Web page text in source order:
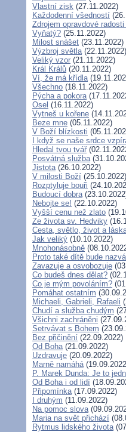
Vlastní zisk (27.11.2022)
Každodenní všedností
Zdrojem opravdové
Vyňatý? (25.11.2022)
Milost snášet (23.11.2022)
Výzbroj světla(22.11.2022)
Veliký vzor (21.11.2022)
Král Králů (20.11.2022)
Ví, že má křídla
Všechno (18.11.2022)
Pýcha a pokora
Osel (16.11.2022)
Vytneš u kořene
Beze mne (05.11.2022)
V Boží blízkosti
I když se naše srdce
Hledal tvou tvář
Posvátná služba
Jistota(26.10.2022)
V milosti Boží (25.10.2022)
Rozptyluje bouři
Budoucí dobra
Nebojte se! (22.10.2022)
Vyšší cenu než zlato
Ze života sv. Hedviky
Cesta, světlo, život a
Jak veliký (10.10.2022)
Mnohonásobně
Proto také dítě bude
Zavazuje a osvobozuje
Co budeš dnes dělat?
Co je mým povoláním?
Pomáhat ostatním
Michaeli, Gabrieli, Rafaeli
Chudí a služba chudým
Všichni zachráněni
Setrvávat s Bohem
Bez přičinění (22.09.2022)
Od Boha(21.09.2022)
Uzdravuje (20.09.2022)
Marně namáhá
P. Marek Dunda: Je to
Od Boha i od lidí
Připomínka(17.09.2022)
I druhým (11.09.2022)
Na pomoc slova
Maria na svět přichází
Rytmus lidského života